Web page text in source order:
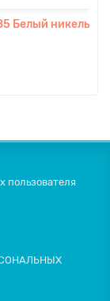
Белый никель
пользователя